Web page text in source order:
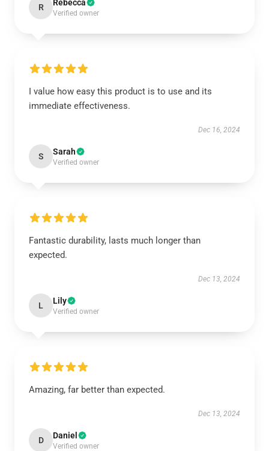
R Rebecca
Verified owner
I value how easy this product is to use and its
immediate effectiveness.
Dec 16, 2024
S Sarah
Verified owner
Fantastic durability, lasts much longer than
expected.
Dec 13, 2024
L Lily
Verified owner
Amazing, far better than expected.
Dec 13, 2024
D Daniel
Verified owner